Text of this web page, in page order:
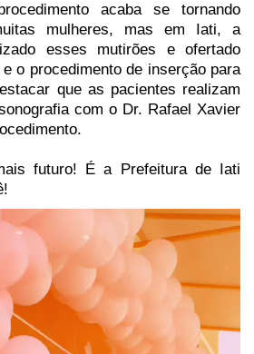
acaba se tornando
mulheres, mas em Iati, a
esses mutirões e ofertado
o procedimento de inserção para
que as pacientes realizam
com o Dr. Rafael Xavier
futuro! É a Prefeitura de Iati